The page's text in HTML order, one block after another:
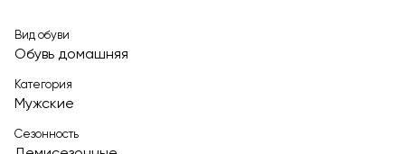
Вид обуви
Обувь домашняя
Категория
Мужские
Сезонность